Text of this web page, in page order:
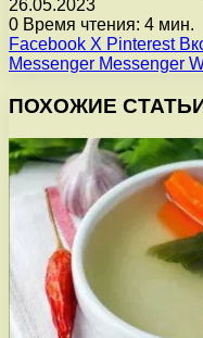
26.05.2023
0 Время чтения: 4 мин.
Facebook X Pinterest
Messenger Messenger
ПОХОЖИЕ